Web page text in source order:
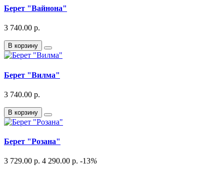
Берет "Вайнона"
3 740.00 р.
В корзину
Берет "Вилма"
3 740.00 р.
В корзину
Берет "Розана"
3 729.00 р. 4 290.00 р. -13%